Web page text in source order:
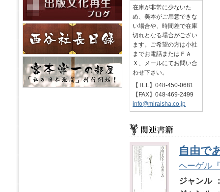
在庫が非常に少ないた
め、美本がご用意できな
い場合や、時間差で在庫
切れとなる場合がござい
ます。ご希望の方は小社
までお電話またはＦＡ
Ｘ、メールにてお問い合
わせ下さい。
【TEL】048-450-0681
【FAX】048-469-2499
info@miraisha.co.jp
自由で
ヘーゲル
ジャンル